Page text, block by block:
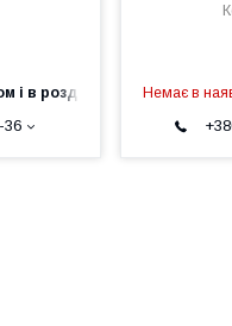
і в роздріб
36
Немає в